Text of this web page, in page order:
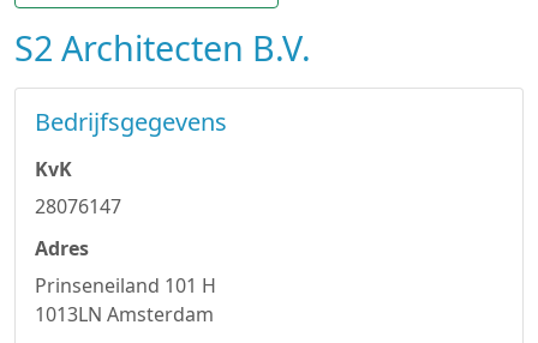
S2 Architecten B.V.
Bedrijfsgegevens
KvK
28076147
Adres
Prinseneiland 101 H
1013LN Amsterdam